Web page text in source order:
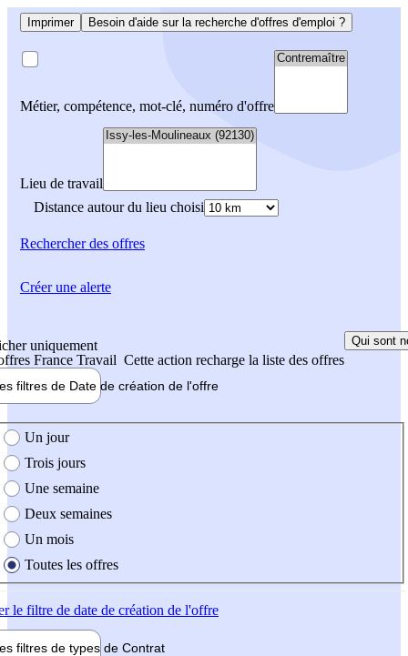
Imprimer Besoin d'aide sur la recherche d'offres d'emploi ?
Métier, compétence, mot-clé, numéro d'offre
Lieu de travail
Distance autour du lieu choisi
Rechercherdes offres
uniquement
France Travail Cette action recharge la liste des offres
Qui sont
filtres de Date de création de l'offre
création de l'offre
Un jour
Trois jours
Une semaine
Deux semaines
Un mois
Toutes les offres
le filtre de date de création de l'offre
filtres de types de Contrat
Créer une alerte